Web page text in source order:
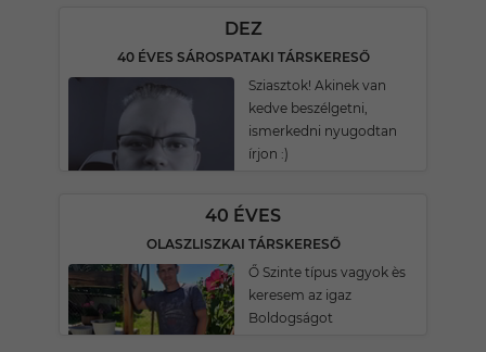
DEZ
40 ÉVES SÁROSPATAKI TÁRSKERESŐ
Sziasztok! Akinek van
kedve beszélgetni,
ismerkedni nyugodtan
írjon :)
40 ÉVES
OLASZLISZKAI TÁRSKERESŐ
Ő Szinte típus vagyok ès
keresem az igaz
Boldogságot